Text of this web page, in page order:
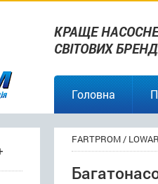
КРАЩЕ
СВІТОВИХ
Головна
FARTPROM/